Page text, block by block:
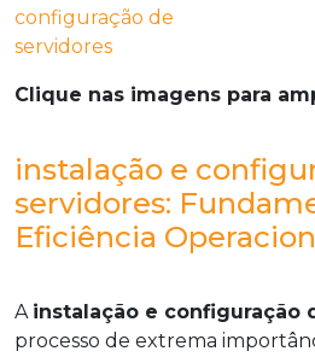
Clique nas imagens para
instalação e
servidores:
Eficiência
A instalação e configuração
processo de extrema